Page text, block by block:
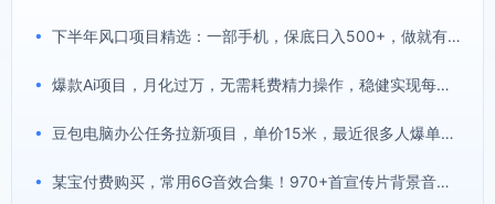
• 下半年风口项目精选：一部手机，保底日入500+，做就有收益，长期稳定！【揭秘】
• 爆款Ai项目，月化过万，无需耗费精力操作，稳健实现每月增收
• 豆包电脑办公任务拉新项目，单价15米，最近很多人爆单，收入好几W，转化率超高，达人闭眼冲！(更新0808)
• 某宝付费购买，常用6G音效合集！970+首宣传片背景音乐，无版权可商用大气素材，分类清晰，高质量内容